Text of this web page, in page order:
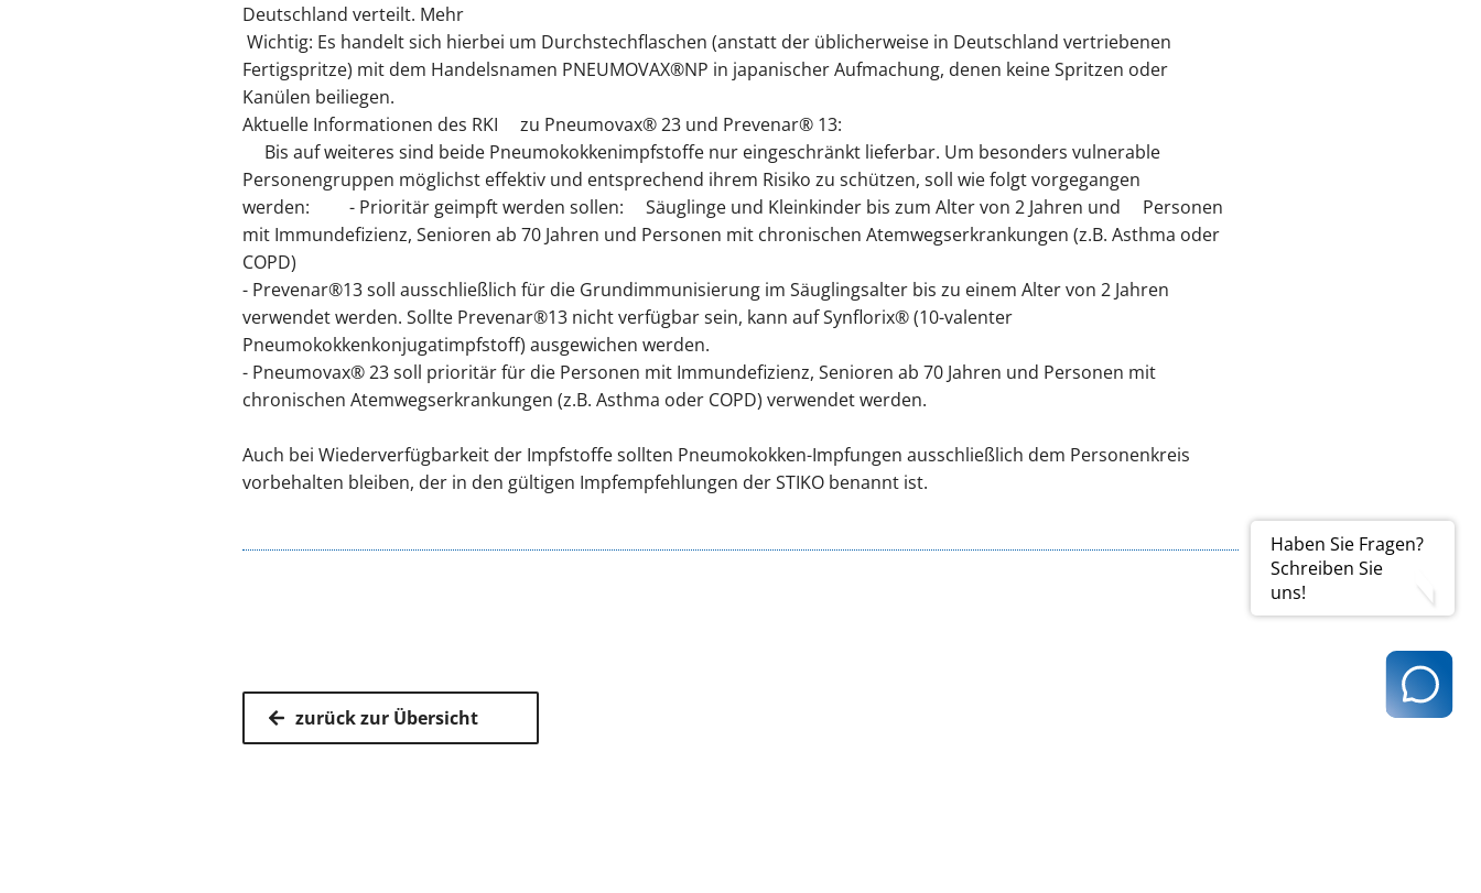
Haben Sie Fragen?
Schreiben Sie
uns!
Deutschland verteilt. Mehr
Wichtig: Es handelt sich hierbei um Durchstechflaschen (anstatt der üblicherweise in Deutschland vertriebenen
Fertigspritze) mit dem Handelsnamen PNEUMOVAX®NP in japanischer Aufmachung, denen keine Spritzen oder
Kanülen beiliegen.
Aktuelle Informationen des RKI
zu Pneumovax® 23 und Prevenar® 13:
Bis auf weiteres sind beide Pneumokokkenimpfstoffe nur eingeschränkt lieferbar. Um besonders vulnerable
Personengruppen möglichst effektiv und entsprechend ihrem Risiko zu schützen, soll wie folgt vorgegangen
werden:
- Prioritär geimpft werden sollen: Säuglinge und Kleinkinder bis zum Alter von 2 Jahren und
Personen
mit Immundefizienz, Senioren ab 70 Jahren und Personen mit chronischen Atemwegserkrankungen (z.B. Asthma oder
COPD)
- Prevenar®13 soll ausschließlich für die Grundimmunisierung im Säuglingsalter bis zu einem Alter von 2 Jahren
verwendet werden. Sollte Prevenar®13 nicht verfügbar sein, kann auf Synflorix® (10-valenter
Pneumokokkenkonjugatimpfstoff) ausgewichen werden.
- Pneumovax® 23 soll prioritär für die Personen mit Immundefizienz, Senioren ab 70 Jahren und Personen mit
chronischen Atemwegserkrankungen (z.B. Asthma oder COPD) verwendet werden.
Auch bei Wiederverfügbarkeit der Impfstoffe sollten Pneumokokken-Impfungen ausschließlich dem Personenkreis
vorbehalten bleiben, der in den gültigen Impfempfehlungen der STIKO benannt ist.
zurück zur Übersicht